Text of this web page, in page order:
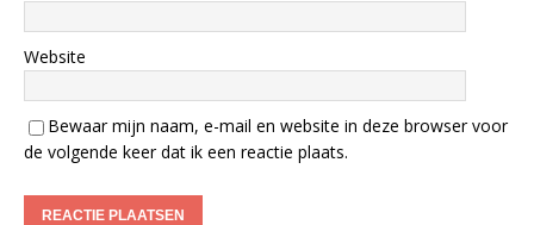
Website
Bewaar mijn naam, e-mail en website in deze browser voor
de volgende keer dat ik een reactie plaats.